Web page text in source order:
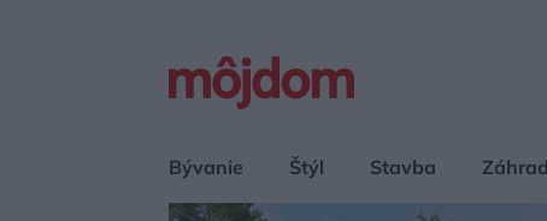
Bývanie Štýl Stavba